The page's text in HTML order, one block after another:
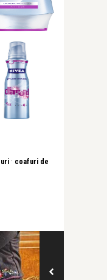
· coafuri de